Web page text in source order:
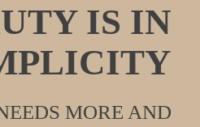
IS IN
MORE AND